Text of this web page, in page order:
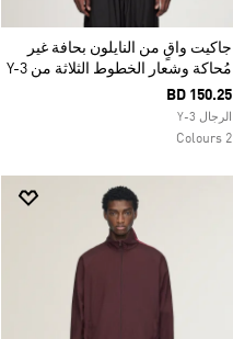
جاكيت واقٍ من النايلون بحافة غير
مُحاكة وشعار الخطوط الثلاثة من Y-3
BD 150.25
الرجال Y-3
2 Colours